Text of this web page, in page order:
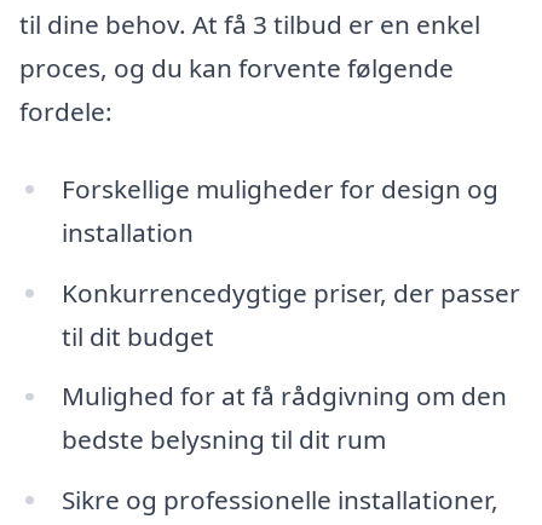
til dine behov. At få 3 tilbud er en enkel
proces, og du kan forvente følgende
fordele:
Forskellige muligheder for design og
installation
Konkurrencedygtige priser, der passer
til dit budget
Mulighed for at få rådgivning om den
bedste belysning til dit rum
Sikre og professionelle installationer,